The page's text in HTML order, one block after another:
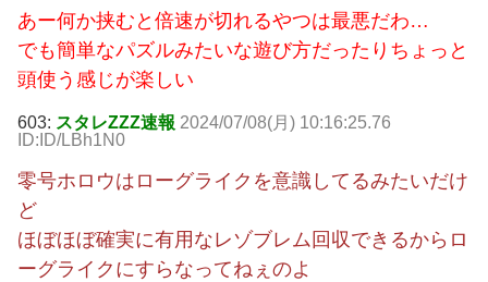
あー何か挟むと倍速が切れるやつは最悪だわ…
でも簡単なパズルみたいな遊び方だったりちょっと
頭使う感じが楽しい
603: スタレZZZ速報 2024/07/08(月) 10:16:25.76
ID:ID/LBh1N0
零号ホロウはローグライクを意識してるみたいだけ
ど
ほぼほぼ確実に有用なレゾブレム回収できるからロ
ーグライクにすらなってねぇのよ